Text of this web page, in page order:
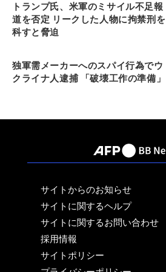
トランプ氏、米軍のミサイル不足報
道を否定 リークした人物に拘禁刑を
科すと脅迫
独軍需メーカーへのスパイ行為でウ
クライナ人逮捕 「破壊工作の準備」
サイトからのお知らせ
サイトに関するヘルプ
サイトに関するお問い合わせ
採用情報
サイトポリシー